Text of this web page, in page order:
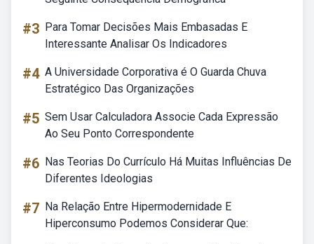
#3 Para Tomar Decisões Mais Embasadas E
Interessante Analisar Os Indicadores
#4 A Universidade Corporativa é O Guarda Chuva
Estratégico Das Organizações
#5 Sem Usar Calculadora Associe Cada Expressão
Ao Seu Ponto Correspondente
#6 Nas Teorias Do Currículo Há Muitas Influências De
Diferentes Ideologias
#7 Na Relação Entre Hipermodernidade E
Hiperconsumo Podemos Considerar Que: